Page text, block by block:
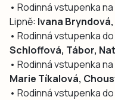
• Rodinná vstupenka
Lipně: Ivana
• Rodinná vstupenka
Schloffová, Tábor,
• Rodinná vstupenka
Marie Tíkalová,
• Rodinná vstupenka